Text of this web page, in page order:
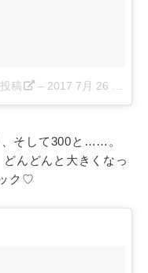
稿 – 2017 7月 26 5:30午前 PDT
そして300と……。
んどんと大きくなっ
ク♡